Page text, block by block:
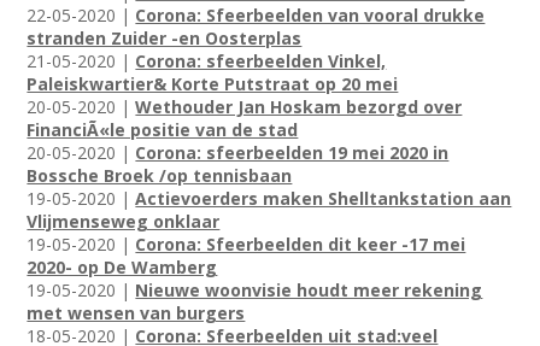
22-05-2020 | Corona: Sfeerbeelden van vooral drukke
stranden Zuider -en Oosterplas
21-05-2020 | Corona: sfeerbeelden Vinkel,
Paleiskwartier& Korte Putstraat op 20 mei
20-05-2020 |Wethouder Jan Hoskam bezorgd over
FinanciÃ«le positie van de stad
20-05-2020 | Corona: sfeerbeelden 19 mei 2020 in
Bossche Broek /op tennisbaan
19-05-2020 |Actievoerders maken Shelltankstation aan
Vlijmenseweg onklaar
19-05-2020 | Corona: Sfeerbeelden dit keer -17 mei
2020- op De Wamberg
19-05-2020 | Nieuwe woonvisie houdt meer rekening
met wensen van burgers
18-05-2020 | Corona: Sfeerbeelden uit stad:veel